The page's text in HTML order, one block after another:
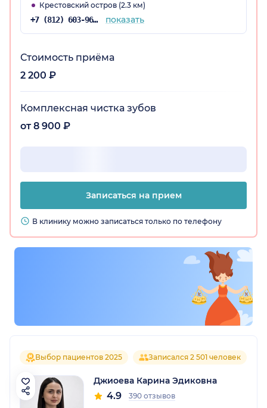
Крестовский остров (2.3 км)
+7 (812) 603-96-05 показать
Стоимость приёма
2 200 ₽
Комплексная чистка зубов
от 8 900 ₽
Записаться на прием
В клинику можно записаться только по телефону
Выбор пациентов 2025 Записался 2 501 человек
Джиоева Карина Эдиковна
4.9 390 отзывов